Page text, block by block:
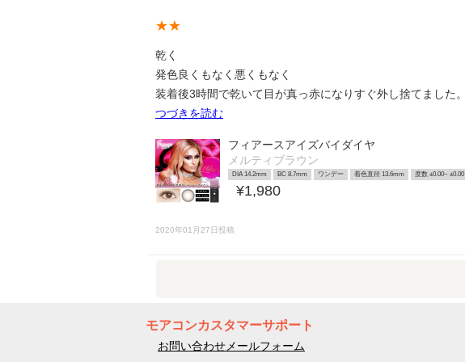
★★
乾く
発色良くもなく悪くもなく
装着後3時間で乾いて目が真っ赤になりすぐ外し捨てました。
つづきを読む
フィアースアイズバイダイヤ
メルティブラウン
DIA 14.2mm BC 8.7mm ワンデー 着色直径 13.6mm 度数 ±0.00~ ±0.00
¥1,980
2020年01月27日投稿
モアコンカスタマーサポート
お問い合わせメールフォーム